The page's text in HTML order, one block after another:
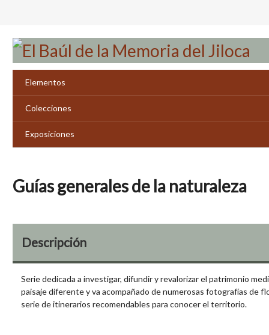
contenido
principal
Elementos
Colecciones
Exposiciones
Guías generales de la naturaleza
Descripción
Serie dedicada a investigar, difundir y revalorizar el patrimonio
paisaje diferente y va acompañado de numerosas fotografías de
serie de itinerarios recomendables para conocer el territorio.